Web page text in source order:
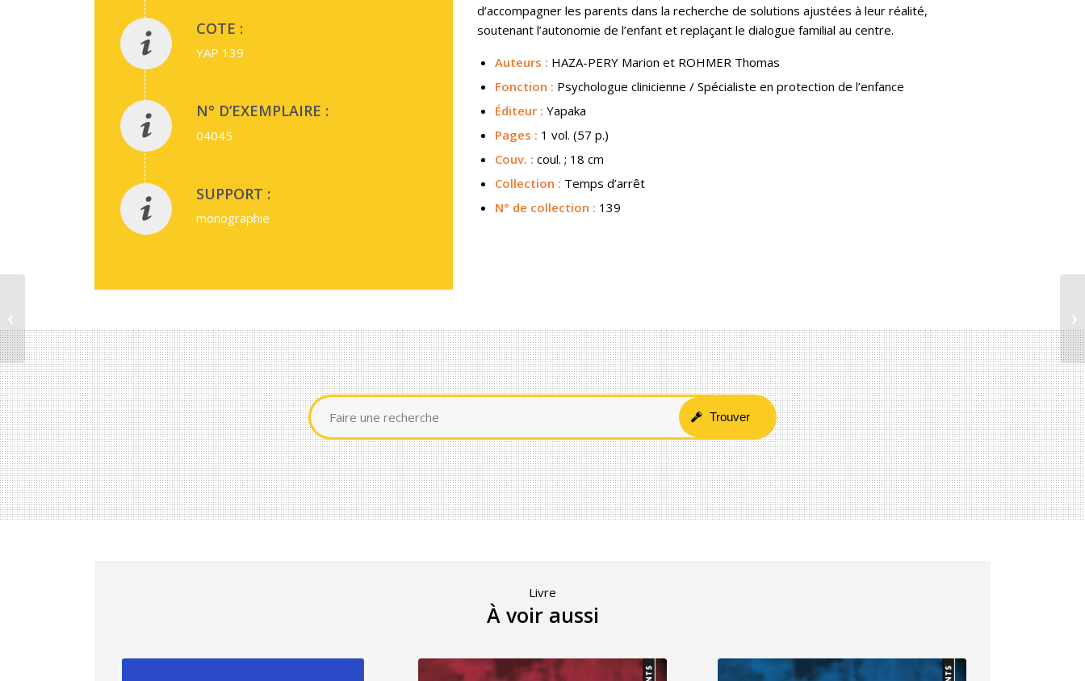
COTE :
YAP 139
N° D’EXEMPLAIRE :
04045
SUPPORT :
monographie
d’accompagner les parents dans la recherche de solutions ajustées à leur réalité,
soutenant l’autonomie de l’enfant et replaçant le dialogue familial au centre.
Auteurs : HAZA-PERY Marion et ROHMER Thomas
Fonction : Psychologue clinicienne / Spécialiste en protection de l’enfance
Éditeur : Yapaka
Pages : 1 vol. (57 p.)
Couv. : coul. ; 18 cm
Collection : Temps d’arrêt
N° de collection : 139
Livre
À voir aussi
soin à objet parental